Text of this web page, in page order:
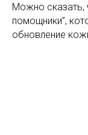
Можно сказать,
помощники”,
обновление